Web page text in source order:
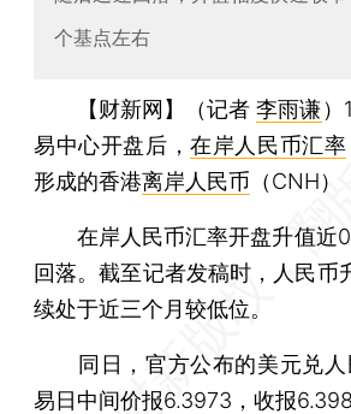
个基点左右
【财新网】（记者李雨谦）
易中心开盘后，在岸人民币汇率
形成的香港离岸人民币 （CNH
在岸人民币汇率开盘升值近
回落。截至记者发稿时，人民
续处于近三个月较低位。
同日，官方公布的美元兑人
易日中间价报6.3973，收报